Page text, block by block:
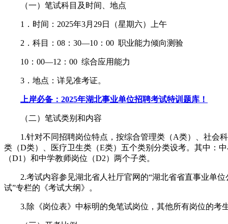
（一）笔试科目及时间、地点
1．时间：2025年3月29日（星期六）上午
2．科目：08：30—10：00 职业能力倾向测验
10：00—12：00 综合应用能力
3．地点：详见准考证。
上岸必备：2025年湖北事业单位招聘考试特训题库！
（二）笔试类别和内容
1.针对不同招聘岗位特点，按综合管理类（A类）、社会
类（D类）、医疗卫生类（E类）五个类别分类设考。其中：
（D1）和中学教师岗位（D2）两个子类。
2.考试内容参见湖北省人社厅官网的“湖北省省直事业单位
试”专栏的《考试大纲》。
3.除《岗位表》中标明的免笔试岗位，其他所有岗位的考